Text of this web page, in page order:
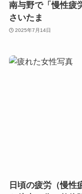
南与野で「慢性疲
さいたま
2025年7月14日
日頃の疲労（慢性